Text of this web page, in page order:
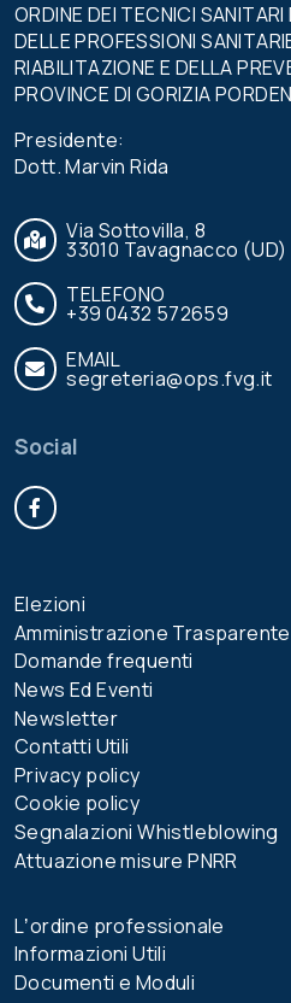
ORDINE DEI TECNICI
DELLE PROFESSIONI
RIABILITAZIONE E DELLA
PROVINCE DI GORIZIA
Presidente:
Dott. Marvin Rida
Via Sottovilla, 8
33010 Tavagnacco (UD)
TELEFONO
+39 0432 572659
EMAIL
segreteria@ops.fvg.it
Social
Elezioni
Amministrazione Trasparente
Domande frequenti
News Ed Eventi
Newsletter
Contatti Utili
Privacy policy
Cookie policy
Segnalazioni Whistleblowing
Attuazione misure PNRR
Lʼordine professionale
Informazioni Utili
Documenti e Moduli